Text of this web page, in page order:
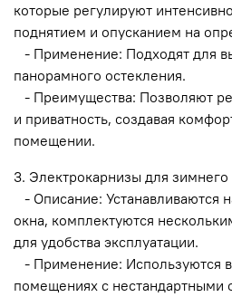
которые регулируют
поднятием и опусканием на
- Применение: Подходят для
панорамного остекления.
- Преимущества: Позволяют
и приватность, создавая
помещении.
3. Электрокарнизы для зимнего
- Описание: Устанавливаются
окна, комплектуются
для удобства эксплуатации.
- Применение: Используются
помещениях с нестандартными